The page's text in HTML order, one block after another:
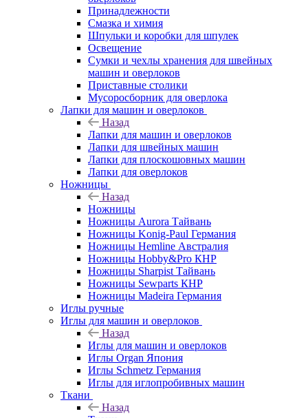
Принадлежности
Смазка и химия
Шпульки и коробки для шпулек
Освещение
Сумки и чехлы хранения для швейных
машин и оверлоков
Приставные столики
Мусоросборник для оверлока
Лапки для машин и оверлоков
Назад
Лапки для машин и оверлоков
Лапки для швейных машин
Лапки для плоскошовных машин
Лапки для оверлоков
Ножницы
Назад
Ножницы
Ножницы Aurora Тайвань
Ножницы Konig-Paul Германия
Ножницы Hemline Австралия
Ножницы Hobby&Pro КНР
Ножницы Sharpist Тайвань
Ножницы Sewparts КНР
Ножницы Madeira Германия
Иглы ручные
Иглы для машин и оверлоков
Назад
Иглы для машин и оверлоков
Иглы Organ Япония
Иглы Schmetz Германия
Иглы для иглопробивных машин
Ткани
Назад